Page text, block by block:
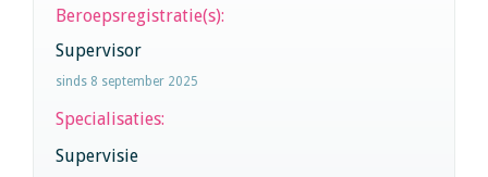
Beroepsregistratie(s):
Supervisor
sinds 8 september 2025
Specialisaties:
Supervisie